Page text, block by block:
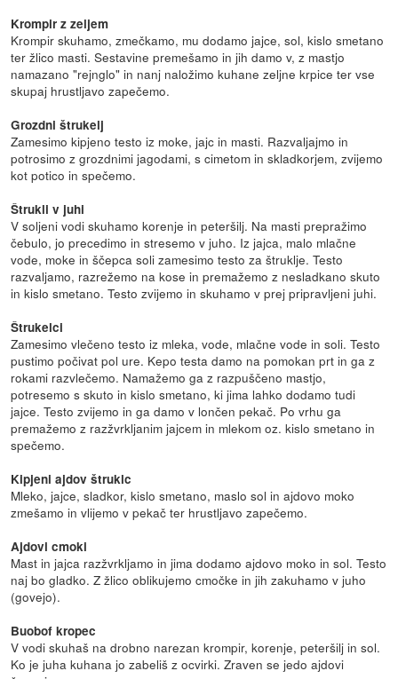
Krompir z zeljem
Krompir skuhamo, zmečkamo, mu dodamo jajce, sol, kislo smetano
ter žlico masti. Sestavine premešamo in jih damo v, z mastjo
namazano "rejnglo" in nanj naložimo kuhane zeljne krpice ter vse
skupaj hrustljavo zapečemo.
Grozdni štrukelj
Zamesimo kipjeno testo iz moke, jajc in masti. Razvaljajmo in
potrosimo z grozdnimi jagodami, s cimetom in skladkorjem, zvijemo
kot potico in spečemo.
Štrukli v juhi
V soljeni vodi skuhamo korenje in peteršilj. Na masti prepražimo
čebulo, jo precedimo in stresemo v juho. Iz jajca, malo mlačne
vode, moke in ščepca soli zamesimo testo za štruklje. Testo
razvaljamo, razrežemo na kose in premažemo z nesladkano skuto
in kislo smetano. Testo zvijemo in skuhamo v prej pripravljeni juhi.
Štrukelci
Zamesimo vlečeno testo iz mleka, vode, mlačne vode in soli. Testo
pustimo počivat pol ure. Kepo testa damo na pomokan prt in ga z
rokami razvlečemo. Namažemo ga z razpuščeno mastjo,
potresemo s skuto in kislo smetano, ki jima lahko dodamo tudi
jajce. Testo zvijemo in ga damo v lončen pekač. Po vrhu ga
premažemo z razžvrkljanim jajcem in mlekom oz. kislo smetano in
spečemo.
Kipjeni ajdov štruklc
Mleko, jajce, sladkor, kislo smetano, maslo sol in ajdovo moko
zmešamo in vlijemo v pekač ter hrustljavo zapečemo.
Ajdovi cmoki
Mast in jajca razžvrkljamo in jima dodamo ajdovo moko in sol. Testo
naj bo gladko. Z žlico oblikujemo cmočke in jih zakuhamo v juho
(govejo).
Buobof kropec
V vodi skuhaš na drobno narezan krompir, korenje, peteršilj in sol.
Ko je juha kuhana jo zabeliš z ocvirki. Zraven se jedo ajdovi